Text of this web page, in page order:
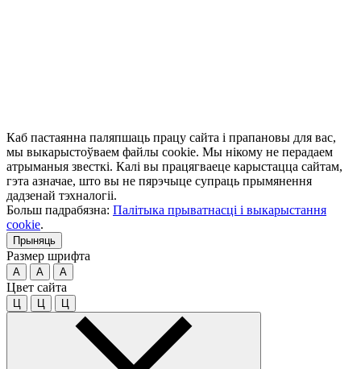
Каб пастаянна паляпшаць працу сайта і прапановы для вас,
мы выкарыстоўваем файлы cookie. Мы нікому не перадаем
атрыманыя звесткі. Калі вы працягваеце карыстацца сайтам,
гэта азначае, што вы не пярэчыце супраць прымянення
дадзенай тэхналогіі.
Больш падрабязна: Палітыка прыватнасці і выкарыстання
cookie.
Прыняць
Размер шрифта
A A A
Цвет сайта
Ц Ц Ц